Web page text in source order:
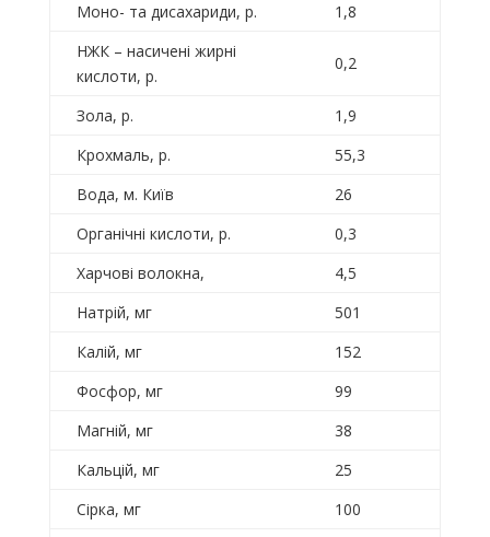
Моно- та дисахариди, р.
1,8
НЖК – насичені жирні
кислоти, р.
0,2
Зола, р.
1,9
Крохмаль, р.
55,3
Вода, м. Київ
26
Органічні кислоти, р.
0,3
Харчові волокна,
4,5
Натрій, мг
501
Калій, мг
152
Фосфор, мг
99
Магній, мг
38
Кальцій, мг
25
Сірка, мг
100